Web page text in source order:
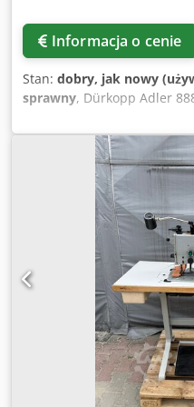
Informacja o cenie
Stan: dobry, jak nowy
sprawny, Dürkopp Adler
profesjonalna, dwuigłowa
zaprojektowana specjalnie
wyrobów kaletniczych. Jej
igielnice, które pozwalają
narożników bez
i funkcje: Mechanizm
transport (dolny rolkowy,
rolkę), co gwarantuje
różnych grubościach.
lewej lub prawej igły
wykonywania atrakcyjnych
dekoracyjnych na
zintegrowany napęd
funkcje automatyczne:
Automatyczne ryglowanie
Podnoszenie stopki (rolki).